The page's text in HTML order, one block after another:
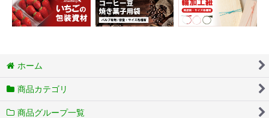
ホーム
商品カテゴリ
商品グループ一覧